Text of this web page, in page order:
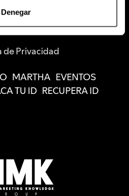
Denegar
de Privacidad
MARTHA EVENTOS
TU ID RECUPERA ID